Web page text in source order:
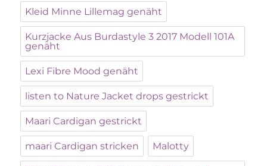
Kleid Minne Lillemag genäht
Kurzjacke Aus Burdastyle 3 2017 Modell 101A
genäht
Lexi Fibre Mood genäht
listen to Nature Jacket drops gestrickt
Maari Cardigan gestrickt
maari Cardigan stricken Malotty